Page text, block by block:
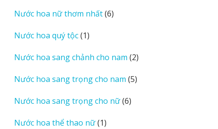
Nước hoa nữ thơm nhất 66
Nước hoa quý tộc 11
phẩm
Nước hoa sang chảnh cho nam 22
phẩm
Nước hoa sang trọng cho nam 55
Nước hoa sang trọng cho nữ 66
Nước hoa thể thao nữ 11